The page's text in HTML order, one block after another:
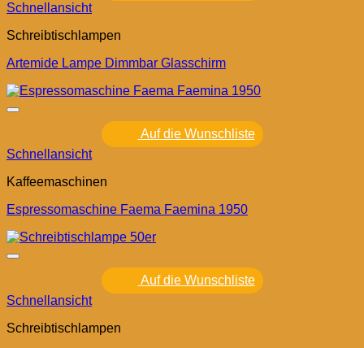
Schnellansicht
Schreibtischlampen
Artemide Lampe Dimmbar Glasschirm
Auf die Wunschliste
Schnellansicht
Kaffeemaschinen
Espressomaschine Faema Faemina 1950
Auf die Wunschliste
Schnellansicht
Schreibtischlampen